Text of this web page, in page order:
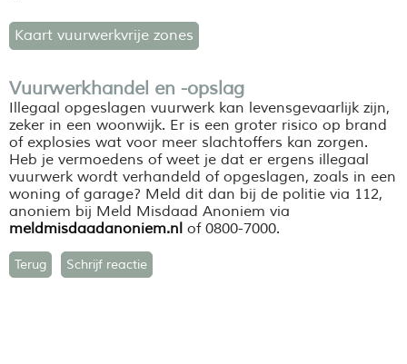
Kaart vuurwerkvrije zones
Vuurwerkhandel en -opslag
Illegaal opgeslagen vuurwerk kan levensgevaarlijk zijn,
zeker in een woonwijk. Er is een groter risico op brand
of explosies wat voor meer slachtoffers kan zorgen.
Heb je vermoedens of weet je dat er ergens illegaal
vuurwerk wordt verhandeld of opgeslagen, zoals in een
woning of garage? Meld dit dan bij de politie via 112,
anoniem bij Meld Misdaad Anoniem via
meldmisdaadanoniem.nl of 0800-7000.
Terug Schrijf reactie